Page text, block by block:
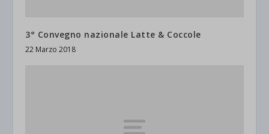
3° Convegno nazionale Latte & Coccole
22 Marzo 2018